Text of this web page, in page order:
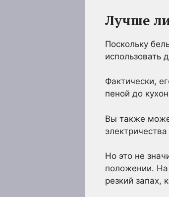
Лучше
Поскольку
использовать
Фактически,
пеной до
Вы также
Но это не
положении. На
резкий запах,